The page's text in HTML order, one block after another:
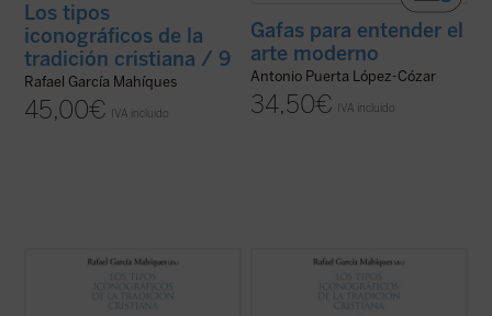
Los tipos
iconográficos de la
tradición cristiana / 9
Rafael García Mahíques
45,00€ IVA incluido
Gafas para entender el
arte moderno
Antonio Puerta López-Cózar
34,50€ IVA incluido
Este octavo volumen de la colección «Los
tipos iconográficos de la tradición
cristiana» es el segundo de los seis de la
mencionada colección que estará dedicado
Este séptimo volumen de la colección «Los
cristiana» es el primero de los seis de la